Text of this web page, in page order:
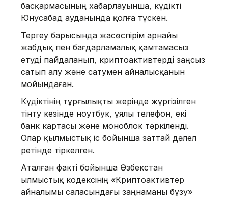
басқармасының хабарлауынша, күдікті
Юнусабад ауданында қолға түскен.
Тергеу барысында жасөспірім арнайы
жабдық пен бағдарламалық қамтамасыз
етуді пайдаланып, криптоактивтерді заңсыз
сатып алу және сатумен айналысқанын
мойындаған.
Күдіктінің тұрғылықты жерінде жүргізілген
тінту кезінде ноутбук, ұялы телефон, екі
банк картасы және моноблок тәркіленді.
Олар қылмыстық іс бойынша заттай дәлел
ретінде тіркелген.
Аталған факті бойынша Өзбекстан
Қылмыстық кодексінің «Криптоактивтер
айналымы саласындағы заңнаманы бұзу»